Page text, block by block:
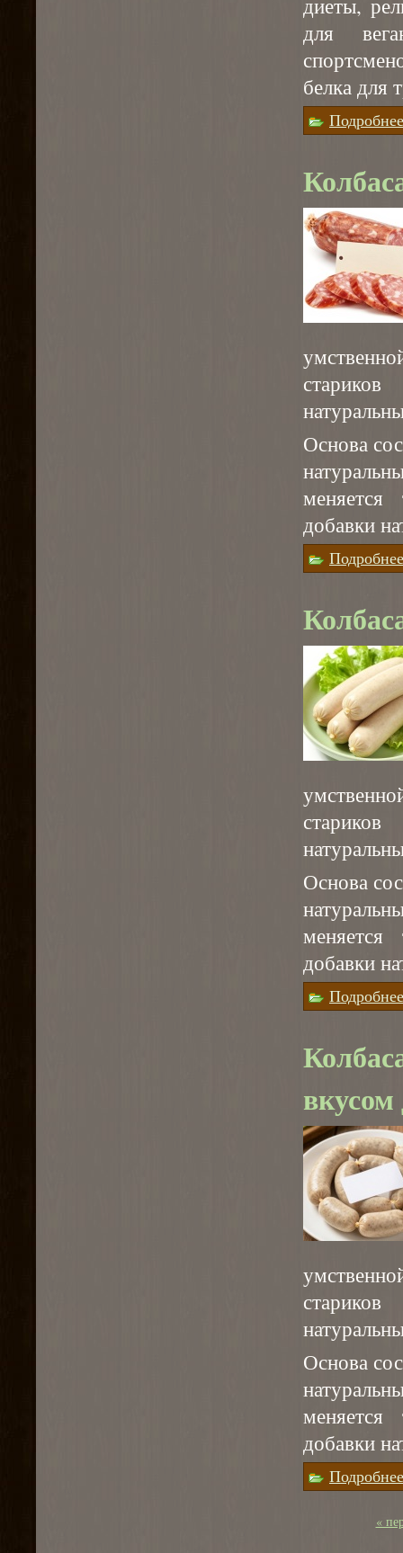
для
белка для
Подробнее
Основа
меняется
добавки
Подробнее
Основа
меняется
добавки
Подробнее
Основа
меняется
добавки
Подробнее
Страницы
«